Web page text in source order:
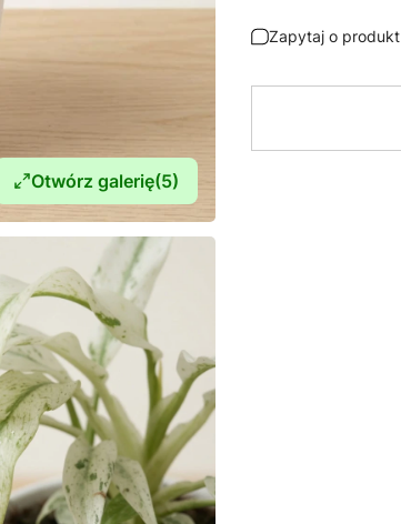
Otwórz galerię(5)
Zapytaj o produkt